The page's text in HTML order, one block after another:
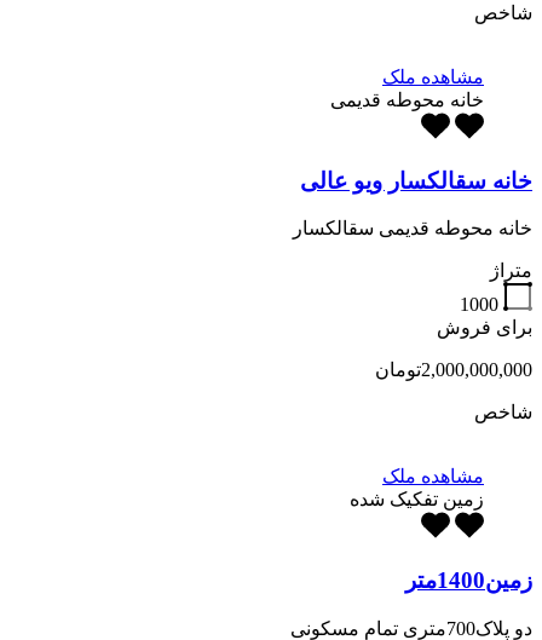
شاخص
مشاهده ملک
خانه محوطه قدیمی
خانه سقالکسار ویو عالی
خانه محوطه قدیمی سقالکسار
متراژ
1000
برای فروش
2,000,000,000تومان
شاخص
مشاهده ملک
زمین تفکیک شده
زمین1400متر
دو پلاک700متری تمام مسکونی